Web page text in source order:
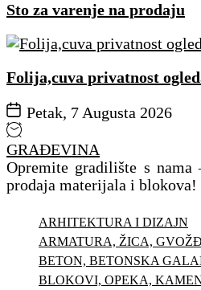
Sto za varenje na prodaju
Folija,cuva privatnost
Petak, 7 Augusta 2026
GRAĐEVINA
Opremite gradilište s
prodaja materijala i blokova!
ARHITEKTURA I DIZAJN
ARMATURA, ŽICA,
BETON, BETONSKA
BLOKOVI, OPEKA,